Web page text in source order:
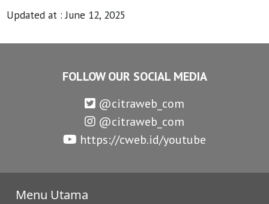
Updated at : June 12, 2025
FOLLOW OUR SOCIAL MEDIA
@citraweb_com
@citraweb_com
https://cweb.id/youtube
Menu Utama